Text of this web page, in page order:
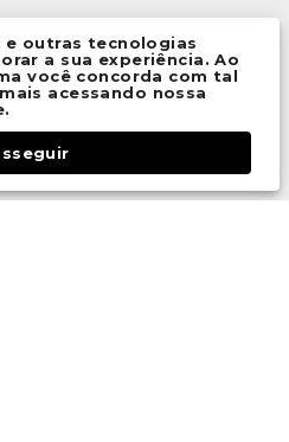
e outras tecnologias
a sua experiência. Ao
você concorda com tal
acessando nossa